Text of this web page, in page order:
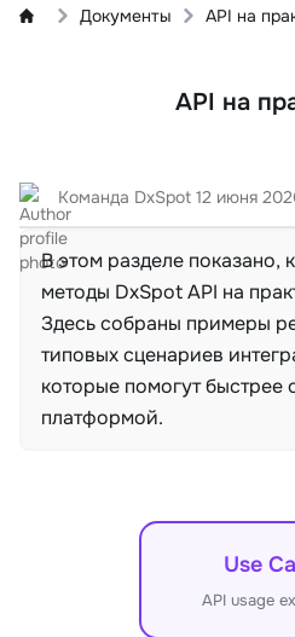
Документы API на
API на
Команда DxSpot 12 июня
В этом разделе показано,
методы DxSpot API на
Здесь собраны примеры
типовых сценариев
которые помогут быстрее
платформой.
Use
API usage